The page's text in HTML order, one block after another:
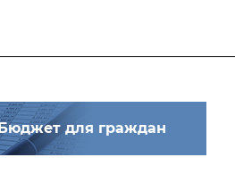
для граждан